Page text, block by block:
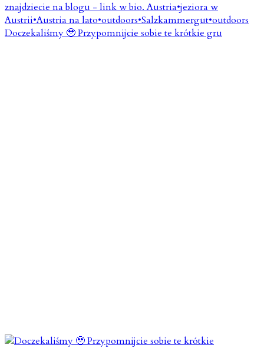
Doczekaliśmy 🥹 Przypomnijcie sobie te krótkie gru